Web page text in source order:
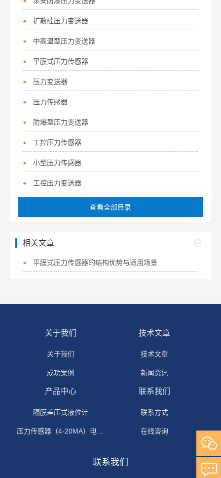
扩散硅压力变送器
中高温型压力变送器
平膜式压力传感器
压力变送器
压力传感器
防爆型压力变送器
工控压力传感器
小型压力传感器
工控压力变送器
查看全部目录
相关文章
平膜式压力传感器的结构优势与适用场景
关于我们
关于我们
成功案例
技术文章
技术文章
新闻资讯
产品中心
隔膜差压式液位计
压力传感器（4-20MA）电流输出
联系我们
联系方式
在线咨询
联系我们